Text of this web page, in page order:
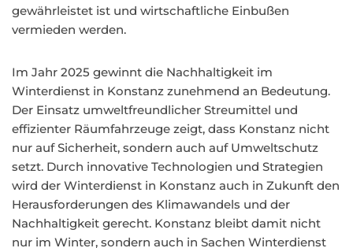
gewährleistet ist und wirtschaftliche Einbußen
vermieden werden.
Im Jahr 2025 gewinnt die Nachhaltigkeit im
Winterdienst in Konstanz zunehmend an Bedeutung.
Der Einsatz umweltfreundlicher Streumittel und
effizienter Räumfahrzeuge zeigt, dass Konstanz nicht
nur auf Sicherheit, sondern auch auf Umweltschutz
setzt. Durch innovative Technologien und Strategien
wird der Winterdienst in Konstanz auch in Zukunft den
Herausforderungen des Klimawandels und der
Nachhaltigkeit gerecht. Konstanz bleibt damit nicht
nur im Winter, sondern auch in Sachen Winterdienst